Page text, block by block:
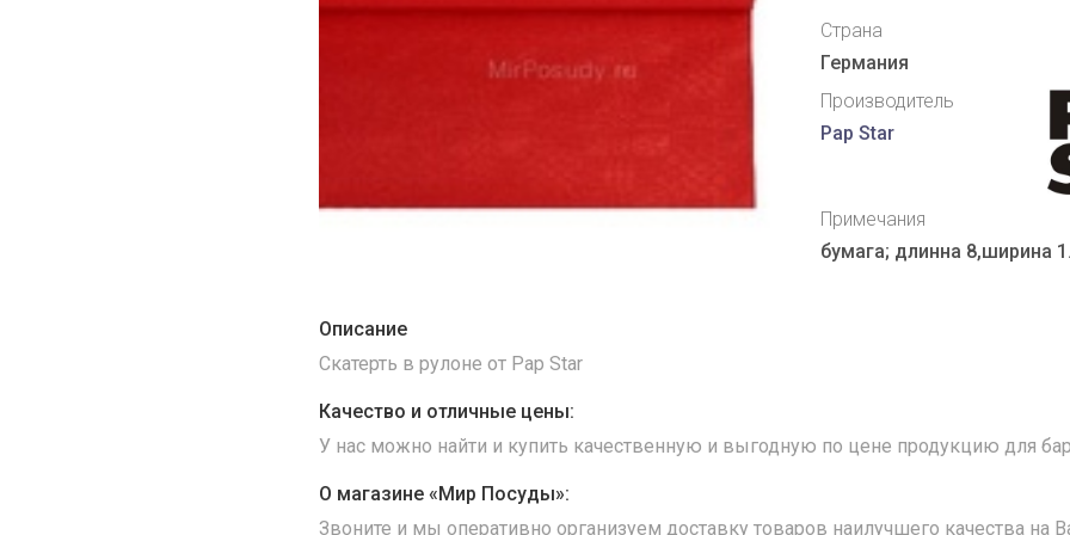
Страна
Германия
Производитель
Pap Star
Примечания
бумага; длинна 8,ширина
Описание
Скатерть в рулоне от Pap Star
Качество и отличные цены:
У нас можно найти и купить качественную и выгодную по цене продукцию для
О магазине «Мир Посуды»:
Звоните и мы оперативно организуем доставку товаров наилучшего качества на